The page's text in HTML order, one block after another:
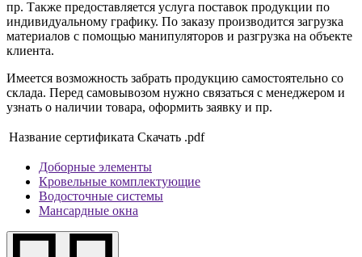
пр. Также предоставляется услуга поставок продукции по
индивидуальному графику. По заказу производится загрузка
материалов с помощью манипуляторов и разгрузка на объекте
клиента.
Имеется возможность забрать продукцию самостоятельно со
склада. Перед самовывозом нужно связаться с менеджером и
узнать о наличии товара, оформить заявку и пр.
Название сертификата Скачать .pdf
Доборные элементы
Кровельные комплектующие
Водосточные системы
Мансардные окна